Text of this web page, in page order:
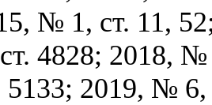
№ 1, ст. 11,
4828; 2018, №
2019, №